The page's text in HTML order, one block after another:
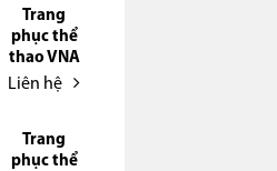
Trang
phục thể
thao VNA
Liên hệ
Trang
phục thể